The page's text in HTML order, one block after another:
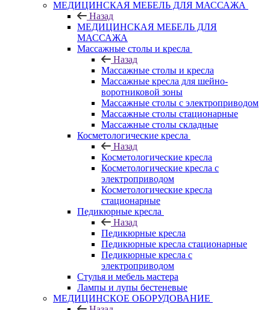
МЕДИЦИНСКАЯ МЕБЕЛЬ ДЛЯ МАССАЖА
Назад
МЕДИЦИНСКАЯ МЕБЕЛЬ ДЛЯ
МАССАЖА
Массажные столы и кресла
Назад
Массажные столы и кресла
Массажные кресла для шейно-
воротниковой зоны
Массажные столы с электроприводом
Массажные столы стационарные
Массажные столы складные
Косметологические кресла
Назад
Косметологические кресла
Косметологические кресла с
электроприводом
Косметологические кресла
стационарные
Педикюрные кресла
Назад
Педикюрные кресла
Педикюрные кресла стационарные
Педикюрные кресла с
электроприводом
Стулья и мебель мастера
Лампы и лупы бестеневые
МЕДИЦИНСКОЕ ОБОРУДОВАНИЕ